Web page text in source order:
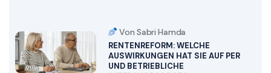
Von Sabri Hamda
RENTENREFORM: WELCHE
AUSWIRKUNGEN HAT SIE AUF PER
UND BETRIEBLICHE